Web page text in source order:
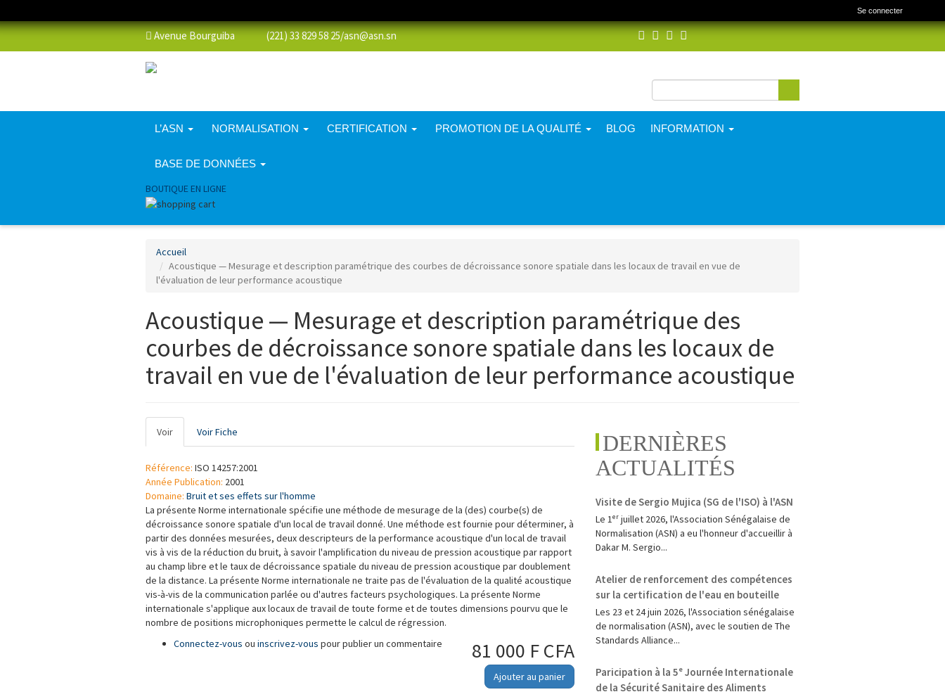
Se connecter
Avenue Bourguiba (221) 33 829 58 25/asn@asn.sn
Formulaire de
recherche
L’ASN NORMALISATION CERTIFICATION PROMOTION DE LA QUALITÉ BLOG INFORMATION
BASE DE DONNÉES
BOUTIQUE EN LIGNE
Accueil
Acoustique — Mesurage et description paramétrique des courbes de décroissance sonore spatiale dans les locaux de travail en vue de
l'évaluation de leur performance acoustique
Acoustique — Mesurage et description paramétrique des
courbes de décroissance sonore spatiale dans les locaux de
travail en vue de l'évaluation de leur performance acoustique
Onglets
principaux
Voir (onglet
actif)
Voir Fiche
Référence: ISO 14257:2001
Année Publication: 2001
Domaine: Bruit et ses effets sur l'homme
La présente Norme internationale spécifie une méthode de mesurage de la (des) courbe(s) de
décroissance sonore spatiale d'un local de travail donné. Une méthode est fournie pour déterminer, à
partir des données mesurées, deux descripteurs de la performance acoustique d'un local de travail
vis à vis de la réduction du bruit, à savoir l'amplification du niveau de pression acoustique par rapport
au champ libre et le taux de décroissance spatiale du niveau de pression acoustique par doublement
de la distance. La présente Norme internationale ne traite pas de l'évaluation de la qualité acoustique
vis-à-vis de la communication parlée ou d'autres facteurs psychologiques. La présente Norme
internationale s'applique aux locaux de travail de toute forme et de toutes dimensions pourvu que le
nombre de positions microphoniques permette le calcul de régression.
81 000 F CFA
Ajouter au panier
Connectez-vous ou inscrivez-vous pour publier un commentaire
DERNIÈRES
ACTUALITÉS
Visite de Sergio Mujica (SG de l'ISO) à l'ASN
Le 1ᵉʳ juillet 2026, l'Association Sénégalaise de
Normalisation (ASN) a eu l'honneur d'accueillir à
Dakar M. Sergio...
Atelier de renforcement des compétences
sur la certification de l'eau en bouteille
Les 23 et 24 juin 2026, l'Association sénégalaise
de normalisation (ASN), avec le soutien de The
Standards Alliance...
Paricipation à la 5ᵉ Journée Internationale
de la Sécurité Sanitaire des Aliments